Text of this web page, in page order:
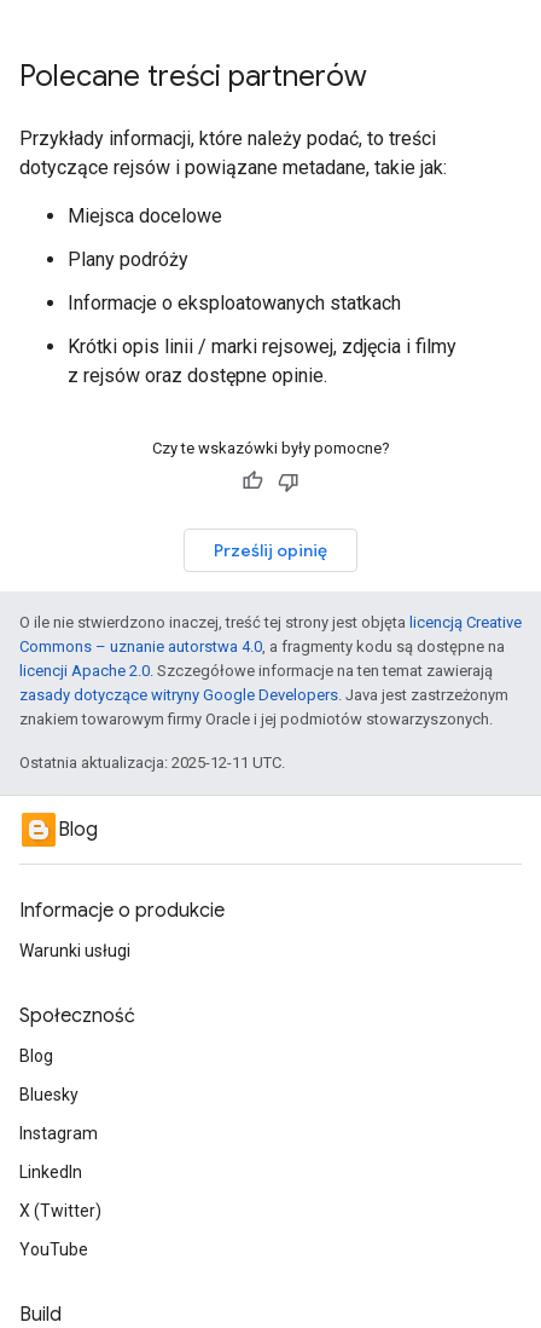
Polecane treści partnerów
Przykłady informacji, które należy podać, to treści
dotyczące rejsów i powiązane metadane, takie jak:
Miejsca docelowe
Plany podróży
Informacje o eksploatowanych statkach
Krótki opis linii / marki rejsowej, zdjęcia i filmy
z rejsów oraz dostępne opinie.
Czy te wskazówki były pomocne?
Prześlij opinię
O ile nie stwierdzono inaczej, treść tej strony jest objęta licencją Creative
Commons – uznanie autorstwa 4.0 , a fragmenty kodu są dostępne na
licencji Apache 2.0 . Szczegółowe informacje na ten temat zawierają
zasady dotyczące witryny Google Developers . Java jest zastrzeżonym
znakiem towarowym firmy Oracle i jej podmiotów stowarzyszonych.
Ostatnia aktualizacja: 2025-12-11 UTC.
Blog
Informacje o produkcie
Warunki usługi
Społeczność
Blog
Bluesky
Instagram
LinkedIn
X (Twitter)
YouTube
Build